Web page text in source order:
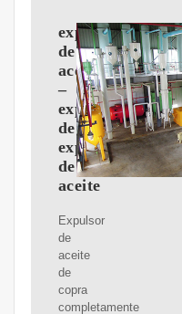
expulsor
de
aceite
–
exportador
de
expulsores
de
aceite
Expulsor
de
aceite
de
copra
completamente